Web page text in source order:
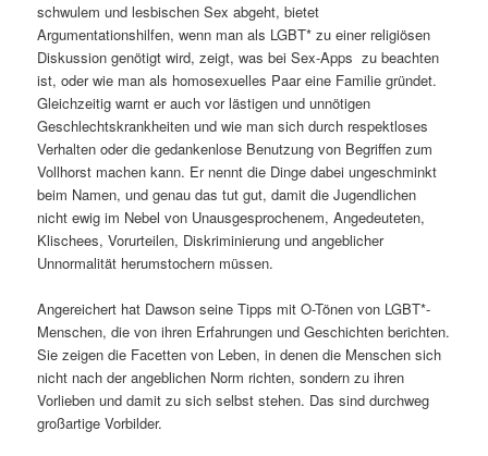
schwulem und lesbischen Sex abgeht, bietet
Argumentationshilfen, wenn man als LGBT* zu einer religiösen
Diskussion genötigt wird, zeigt, was bei Sex-Apps zu beachten
ist, oder wie man als homosexuelles Paar eine Familie gründet.
Gleichzeitig warnt er auch vor lästigen und unnötigen
Geschlechtskrankheiten und wie man sich durch respektloses
Verhalten oder die gedankenlose Benutzung von Begriffen zum
Vollhorst machen kann. Er nennt die Dinge dabei ungeschminkt
beim Namen, und genau das tut gut, damit die Jugendlichen
nicht ewig im Nebel von Unausgesprochenem, Angedeuteten,
Klischees, Vorurteilen, Diskriminierung und angeblicher
Unnormalität herumstochern müssen.
Angereichert hat Dawson seine Tipps mit O-Tönen von LGBT*-
Menschen, die von ihren Erfahrungen und Geschichten berichten.
Sie zeigen die Facetten von Leben, in denen die Menschen sich
nicht nach der angeblichen Norm richten, sondern zu ihren
Vorlieben und damit zu sich selbst stehen. Das sind durchweg
großartige Vorbilder.